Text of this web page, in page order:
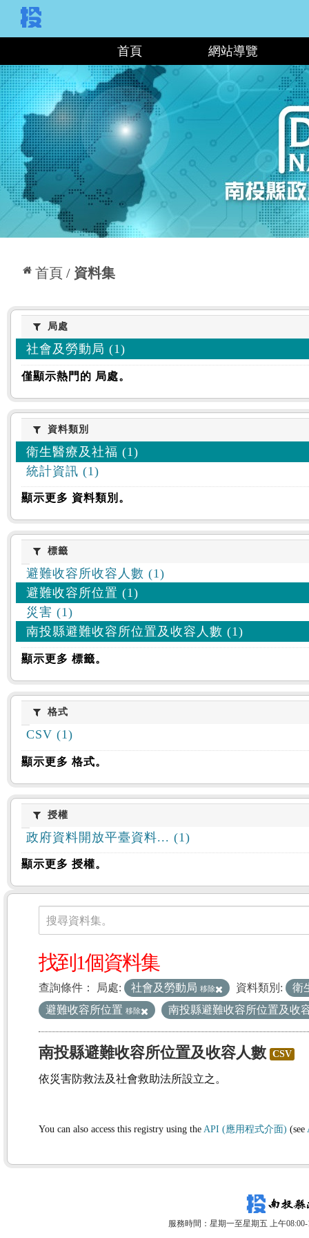
首頁 網站導覽
首頁 資料集
:::
局處局處
社會及勞動局 (1)
僅顯示熱門的 局處。
資料類別
資料類別
衛生醫療及社福 (1)
統計資訊 (1)
顯示更多 資料類別。
標籤標籤
避難收容所收容人數 (1)
避難收容所位置 (1)
災害 (1)
南投縣避難收容所位置及收容人數 (1)
顯示更多 標籤。
格式格式
CSV (1)
顯示更多 格式。
授權授權
政府資料開放平臺資料... (1)
顯示更多 授權。
資料集
搜尋資料集。
找到1個資料集
查詢條件： 局處: 社會及勞動局 移除 資料類別:
衛
避難收容所位置 移除 南投縣避難收容所位置及收
南投縣避難收容所位置及收容人數 CSV
依災害防救法及社會救助法所設立之。
You can also access this registry using the API (應用程式介面) (see
服務時間：星期一至星期五 上午